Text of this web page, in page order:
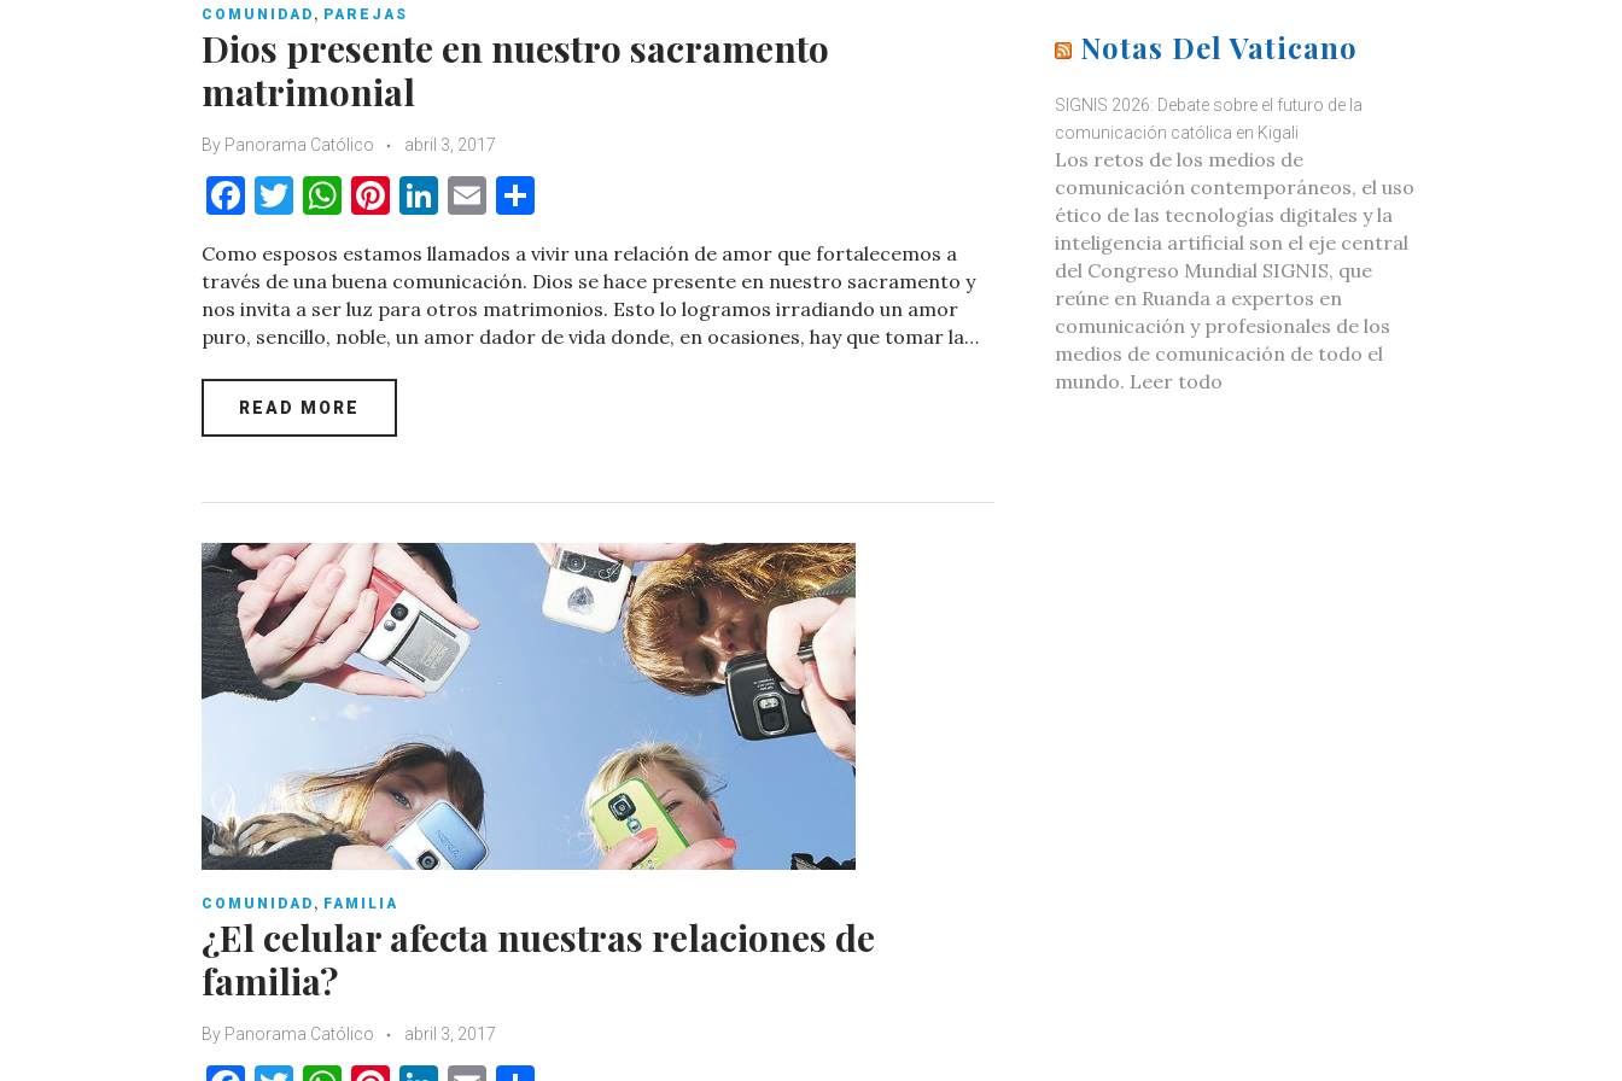
COMUNIDAD , PAREJAS
Dios presente en nuestro sacramento
matrimonial
By Panorama Católico abril 3, 2017
F
c
e
b
o
o
T
it
te
r
W
at
s
A
p
p
Pi
nt
er
es
t
Li
k
e
dI
E
m
ai
l
o
m
p
ar
Como esposos estamos llamados a vivir una relación de amor que fortalecemos a
través de una buena comunicación. Dios se hace presente en nuestro sacramento y
nos invita a ser luz para otros matrimonios. Esto lo logramos irradiando un amor
puro, sencillo, noble, un amor dador de vida donde, en ocasiones, hay que tomar la…
READ MORE
COMUNIDAD , FAMILIA
¿El celular afecta nuestras relaciones de
familia?
By Panorama Católico abril 3, 2017
Notas Del Vaticano
SIGNIS 2026: Debate sobre el futuro de la
comunicación católica en Kigali
Los retos de los medios de
comunicación contemporáneos, el uso
ético de las tecnologías digitales y la
inteligencia artificial son el eje central
del Congreso Mundial SIGNIS, que
reúne en Ruanda a expertos en
comunicación y profesionales de los
medios de comunicación de todo el
mundo. Leer todo